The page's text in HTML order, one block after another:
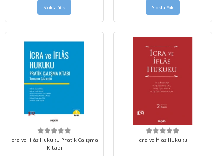
Stokta Yok Stokta Yok
İcra ve İflâs Hukuku Pratik Çalışma
Kitabı
İcra ve İflas Hukuku